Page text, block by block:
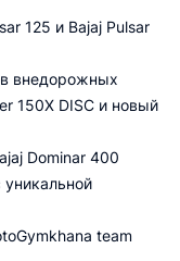
125 и Bajaj Pulsar
внедорожных
150Х DISC и новый
Dominar 400
уникальной
team